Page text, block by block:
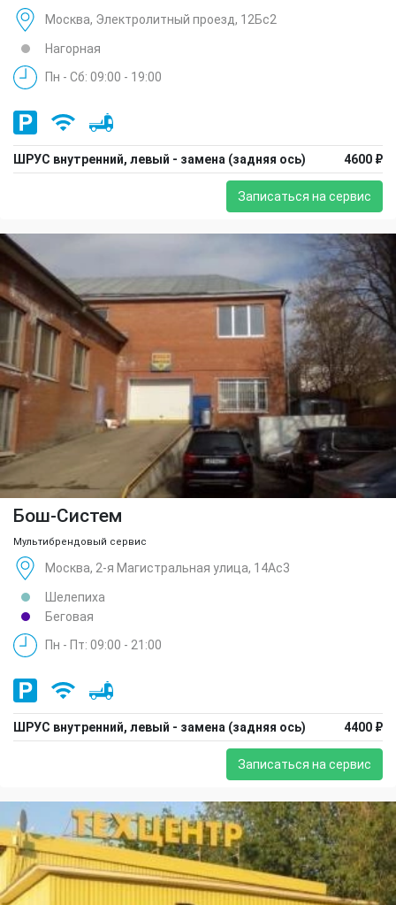
Москва, Электролитный проезд, 12Бс2
Нагорная
Пн - Сб: 09:00 - 19:00
ШРУС внутренний, левый - замена (задняя ось) 4600 ₽
Записаться на сервис
Бош-Систем
Мультибрендовый сервис
Москва, 2-я Магистральная улица, 14Ас3
Шелепиха
Беговая
Пн - Пт: 09:00 - 21:00
ШРУС внутренний, левый - замена (задняя ось) 4400 ₽
Записаться на сервис